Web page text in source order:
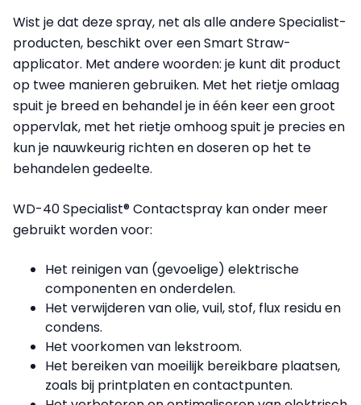
Wist je dat deze spray, net als alle andere Specialist-
producten, beschikt over een Smart Straw-
applicator. Met andere woorden: je kunt dit product
op twee manieren gebruiken. Met het rietje omlaag
spuit je breed en behandel je in één keer een groot
oppervlak, met het rietje omhoog spuit je precies en
kun je nauwkeurig richten en doseren op het te
behandelen gedeelte.
WD-40 Specialist® Contactspray kan onder meer
gebruikt worden voor:
Het reinigen van (gevoelige) elektrische
componenten en onderdelen.
Het verwijderen van olie, vuil, stof, flux residu en
condens.
Het voorkomen van lekstroom.
Het bereiken van moeilijk bereikbare plaatsen,
zoals bij printplaten en contactpunten.